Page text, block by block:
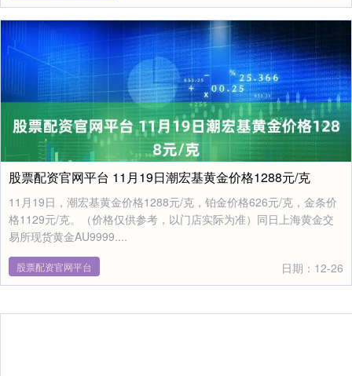
股票配资官网平台 11月19日潮宏基黄金价格1288元/克
11月19日，潮宏基黄金价格1288元/克，铂金价格626元/克，金条价
格1129元/克。（价格仅供参考，以门店实际为准）同日上海黄金交
易所现货黄金AU9999....
股票配资官网平台 日期：12-26